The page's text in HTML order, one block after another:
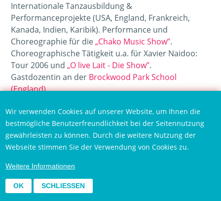
Internationale Tanzausbildung &
Performanceprojekte (USA, England, Frankreich,
Kanada, Indien, Karibik). Performance und
Choreographie für die„Chako Music Show”.
Choreographische Tätigkeit u.a. für Xavier Naidoo:
Tour 2006 und„O live Lait - Die Show”.
Gastdozentin an der Brockwood Park School
(England).
derPopakademie Mannheimund beim deutschen
Musikrat im„PopCamp”: Meisterkurs für populäre
Musik.
Neckarstadt West:
In den Tanzkursen spezialisiert sich Bettina Habekost
Wir verwenden Cookies auf unserer Website, um Ihnen die
bestmögliche Benutzerfreundlichkeit bei der Seitennutzung
gewährleisten zu können. Durch die weitere Nutzung der
Webseite stimmen Sie der Verwendung von Cookies zu.
Weitere Informationen
OK SCHLIESSEN